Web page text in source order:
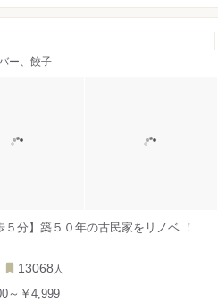
ー、餃子
５分】築５０年の古民家をリノベ ！
13068 人
～￥4,999